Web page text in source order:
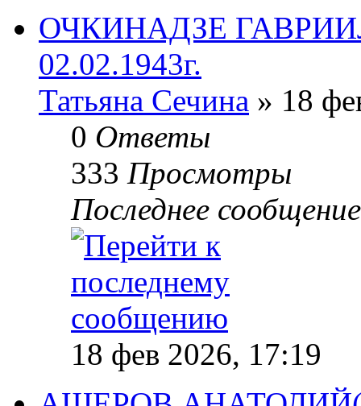
ОЧКИНАДЗЕ
02.02.1943г.
Татьяна Сечина » 18
0 Ответы
333 Просмотры
Последнее
18 фев 2026, 17:19